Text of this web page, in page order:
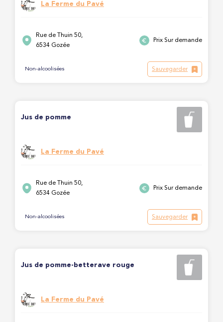
La Ferme du Pavé
Rue de Thuin 50,
6534 Gozée
Prix Sur demande
Non-alcoolisées Sauvegarder
Jus de pomme
La Ferme du Pavé
Rue de Thuin 50,
6534 Gozée
Prix Sur demande
Non-alcoolisées Sauvegarder
Jus de pomme-betterave rouge
La Ferme du Pavé